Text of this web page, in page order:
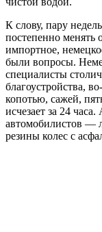
К слову, пару
постепенно менять
импортное,
были вопросы.
специалисты
благоустройства,
копотью, сажей,
исчезает за 24
автомобилистов —
резины колес с